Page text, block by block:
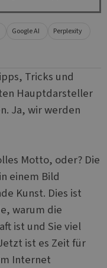
Google AI
Perplexity
Tricks und
Hauptdarsteller
Ja, wir werden
Motto, oder? Die
einem Bild
Kunst. Dies ist
warum die
ist und Sie viel
ist es Zeit für
Internet